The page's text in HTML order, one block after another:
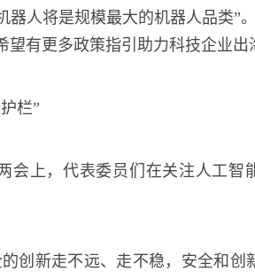
器人将是规模最大的机器人品类”
望有更多政策指引助力科技企业出
栏”
会上，代表委员们在关注人工
创新走不远、走不稳，安全和